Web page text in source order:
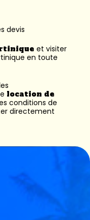
devis
et visiter
en toute
location de
conditions de
directement